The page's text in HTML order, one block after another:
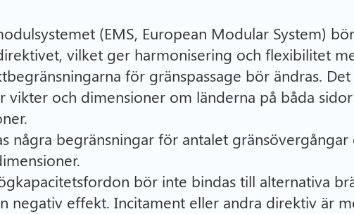
(EMS, European Modular System)
vilket ger harmonisering och flexibilitet
för gränspassage bör ändras.
vikter och dimensioner om länderna på båda
några begränsningar för antalet
bör inte bindas till alternativa
negativ effekt. Incitament eller andra direktiv är